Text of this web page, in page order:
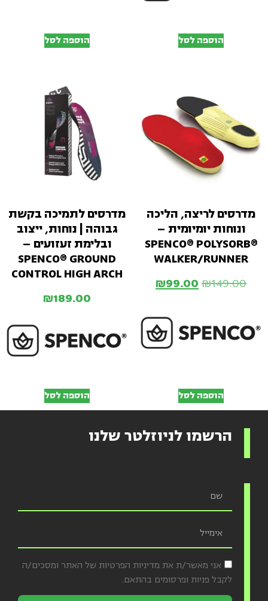
הוספה לסל הוספה לסל
מדרסים לריצה, הליכה
ונוחות יומיומית –
SPENCO® POLYSORB®
WALKER/RUNNER
₪149.00
₪99.00
הוספה לסל
מדרסים לתמיכה בקשת
גבוהה | נוחות, ייצוב
ובלימת זעזועים –
SPENCO® GROUND
CONTROL HIGH ARCH
₪189.00
הוספה לסל
הרשמו לניוזלטר שלנו
אני מאשר/ת את מדיניות הפרטיות של האתר ומסכים/ה
לקבל פניות ופרסומים בהתאם.